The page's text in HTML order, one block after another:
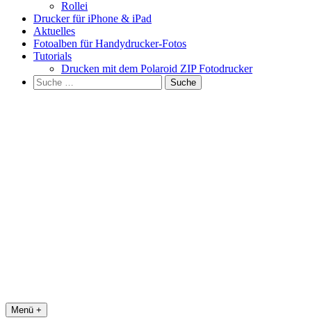
Rollei
Drucker für iPhone & iPad
Aktuelles
Fotoalben für Handydrucker-Fotos
Tutorials
Drucken mit dem Polaroid ZIP Fotodrucker
Suche
nach:
Menü +